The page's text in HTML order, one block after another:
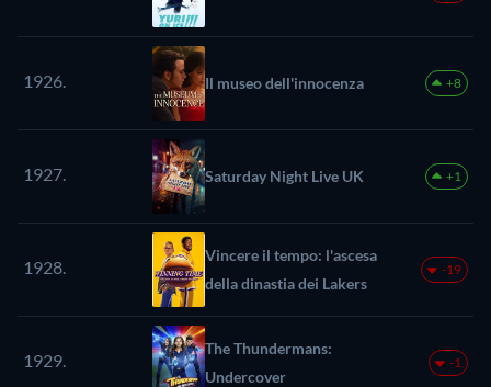
1926. Il museo dell'innocenza +8
1927. Saturday Night Live UK +1
1928.
Vincere il tempo: l'ascesa
della dinastia dei Lakers
-19
1929.
The Thundermans:
Undercover
-1